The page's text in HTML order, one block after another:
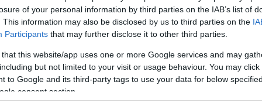
of your personal information by third parties on the IAB’s list of
This information may also be disclosed by us to third parties on the
Participants that may further disclose it to other third parties.
that this website/app uses one or more Google services and may
but not limited to your visit or usage behaviour. You may
to Google and its third-party tags to use your data for below
consent section.
(Real Madrid, centrocampista, 17.600.000, 33
con más puntos en Comunio en las